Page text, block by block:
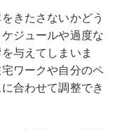
きたさないかどう
ジュールや過度な
与えてしまいま
ワークや自分のペ
合わせて調整でき